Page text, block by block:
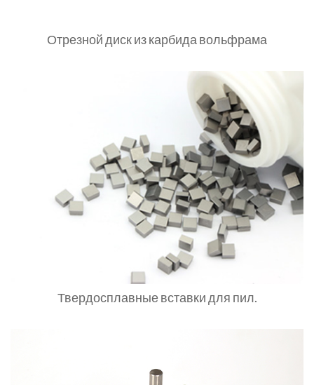
Отрезной диск из карбида вольфрама
Твердосплавные вставки для пил.